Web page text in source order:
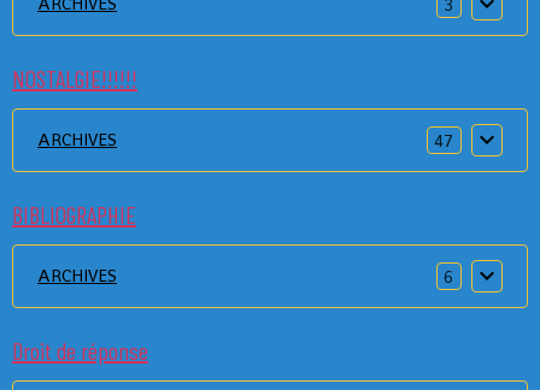
3
NOSTALGIE!!!!!!
ARCHIVES 47
BIBLIOGRAPHIE
ARCHIVES 6
Droit de réponse